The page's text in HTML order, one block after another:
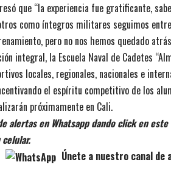
que “la experiencia fue gratificante,
como íntegros militares seguimos
pero no nos hemos quedado
integral, la Escuela Naval de Cadetes
locales, regionales, nacionales e
el espíritu competitivo de los
próximamente en Cali.
alertas en Whatsapp dando click en
Únete a nuestro canal de